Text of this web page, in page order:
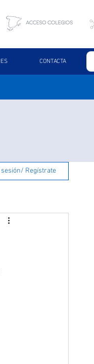
CONTACTA
sesión/ Regístrate